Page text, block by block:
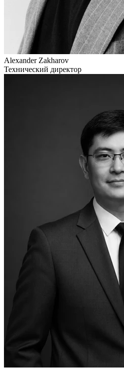
Alexander Zakharov
Технический директор